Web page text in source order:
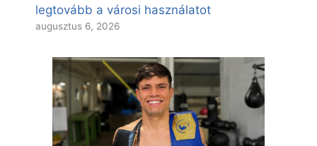
legtovább a városi használatot
augusztus 6, 2026